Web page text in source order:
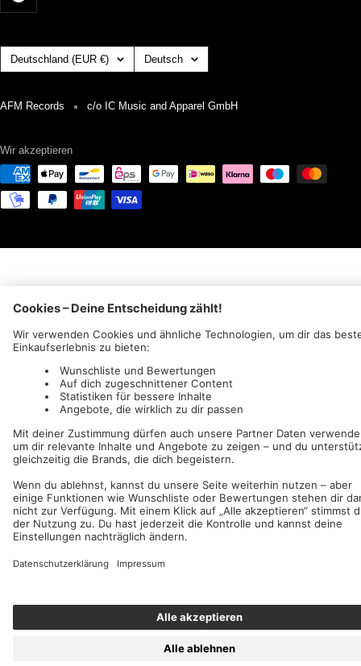
Land/Region Deutschland (EUR €) Sprache
Deutsch
AFM Records c/o IC Music and Apparel GmbH
Wir akzeptieren